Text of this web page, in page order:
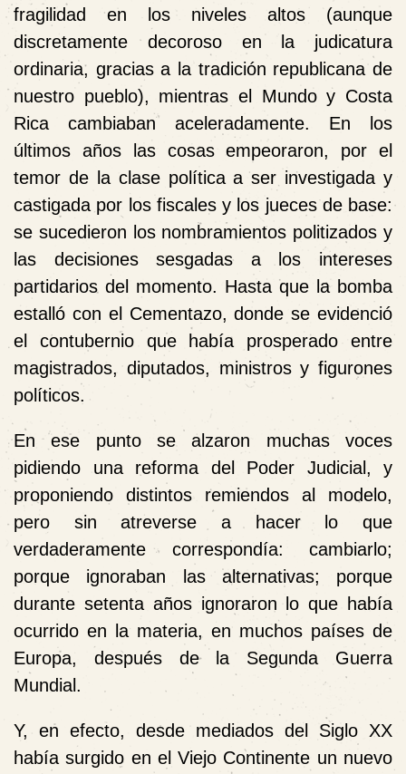
fragilidad en los niveles altos (aunque
discretamente decoroso en la judicatura
ordinaria, gracias a la tradición republicana de
nuestro pueblo), mientras el Mundo y Costa
Rica cambiaban aceleradamente. En los
últimos años las cosas empeoraron, por el
temor de la clase política a ser investigada y
castigada por los fiscales y los jueces de base:
se sucedieron los nombramientos politizados y
las decisiones sesgadas a los intereses
partidarios del momento. Hasta que la bomba
estalló con el Cementazo, donde se evidenció
el contubernio que había prosperado entre
magistrados, diputados, ministros y figurones
políticos.
En ese punto se alzaron muchas voces
pidiendo una reforma del Poder Judicial, y
proponiendo distintos remiendos al modelo,
pero sin atreverse a hacer lo que
verdaderamente correspondía: cambiarlo;
porque ignoraban las alternativas; porque
durante setenta años ignoraron lo que había
ocurrido en la materia, en muchos países de
Europa, después de la Segunda Guerra
Mundial.
Y, en efecto, desde mediados del Siglo XX
había surgido en el Viejo Continente un nuevo